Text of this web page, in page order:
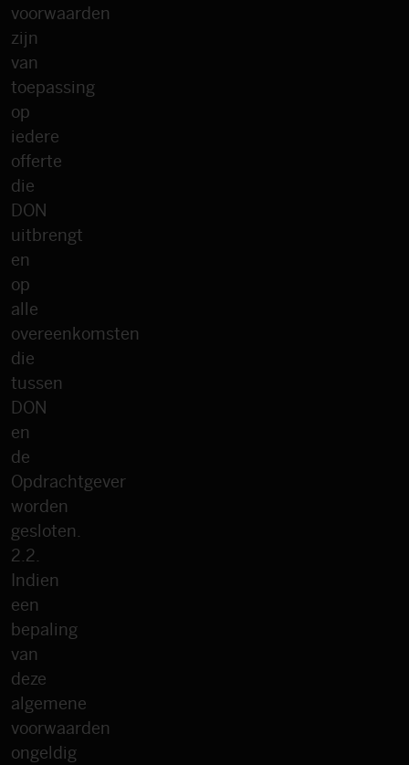
voorwaarden
zijn
van
toepassing
op
iedere
offerte
die
DON
uitbrengt
en
op
alle
overeenkomsten
die
tussen
DON
en
de
Opdrachtgever
worden
gesloten.
2.2.
Indien
een
bepaling
van
deze
algemene
voorwaarden
ongeldig